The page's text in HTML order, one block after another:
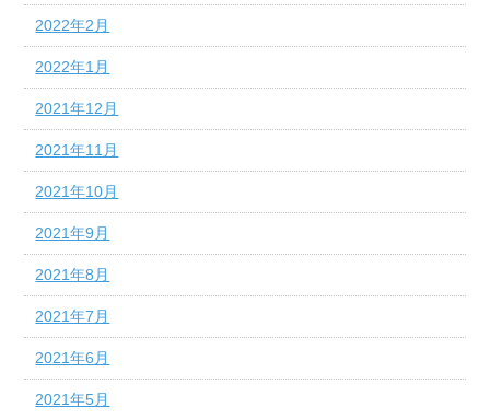
2022年2月
2022年1月
2021年12月
2021年11月
2021年10月
2021年9月
2021年8月
2021年7月
2021年6月
2021年5月